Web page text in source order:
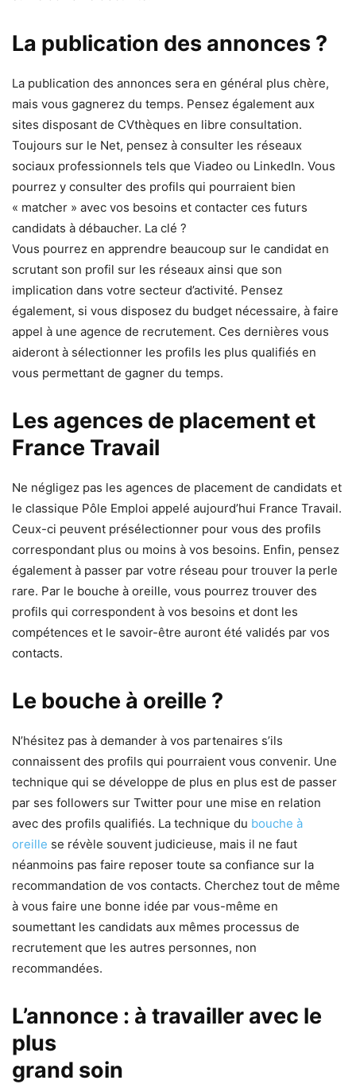
La publication des annonces ?
La publication des annonces sera en général plus chère,
mais vous gagnerez du temps. Pensez également aux
sites disposant de CVthèques en libre consultation.
Toujours sur le Net, pensez à consulter les réseaux
sociaux professionnels tels que Viadeo ou LinkedIn. Vous
pourrez y consulter des profils qui pourraient bien
« matcher » avec vos besoins et contacter ces futurs
candidats à débaucher. La clé ?
Vous pourrez en apprendre beaucoup sur le candidat en
scrutant son profil sur les réseaux ainsi que son
implication dans votre secteur d’activité. Pensez
également, si vous disposez du budget nécessaire, à faire
appel à une agence de recrutement. Ces dernières vous
aideront à sélectionner les profils les plus qualifiés en
vous permettant de gagner du temps.
Les agences de placement et
France Travail
Ne négligez pas les agences de placement de candidats et
le classique Pôle Emploi appelé aujourd’hui France Travail.
Ceux-ci peuvent présélectionner pour vous des profils
correspondant plus ou moins à vos besoins. Enfin, pensez
également à passer par votre réseau pour trouver la perle
rare. Par le bouche à oreille, vous pourrez trouver des
profils qui correspondent à vos besoins et dont les
compétences et le savoir-être auront été validés par vos
contacts.
Le bouche à oreille ?
N’hésitez pas à demander à vos partenaires s’ils
connaissent des profils qui pourraient vous convenir. Une
technique qui se développe de plus en plus est de passer
par ses followers sur Twitter pour une mise en relation
avec des profils qualifiés. La technique du bouche à
oreille se révèle souvent judicieuse, mais il ne faut
néanmoins pas faire reposer toute sa confiance sur la
recommandation de vos contacts. Cherchez tout de même
à vous faire une bonne idée par vous-même en
soumettant les candidats aux mêmes processus de
recrutement que les autres personnes, non
recommandées.
L’annonce : à travailler avec le
plus
grand soin